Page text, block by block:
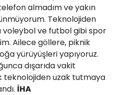
almadım ve yakın
Teknolojiden
voleybol ve futbol gibi spor
Ailece göllere, piknik
yürüyüşleri yapıyoruz.
dışarıda vakit
uzak tutmaya
İHA